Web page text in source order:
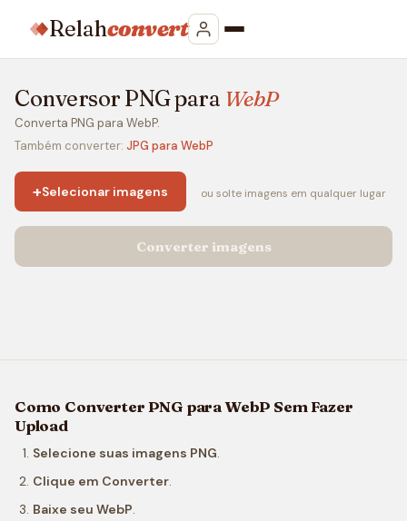
Relahconvert
Conversor PNG para WebP
Converta PNG para WebP.
Também converter: JPG para WebP
+Selecionar imagens ou solte imagens em qualquer lugar
Converter imagens
Como Converter PNG para WebP Sem Fazer
Upload
Selecione suas imagens PNG.
Clique em Converter.
Baixe seu WebP.